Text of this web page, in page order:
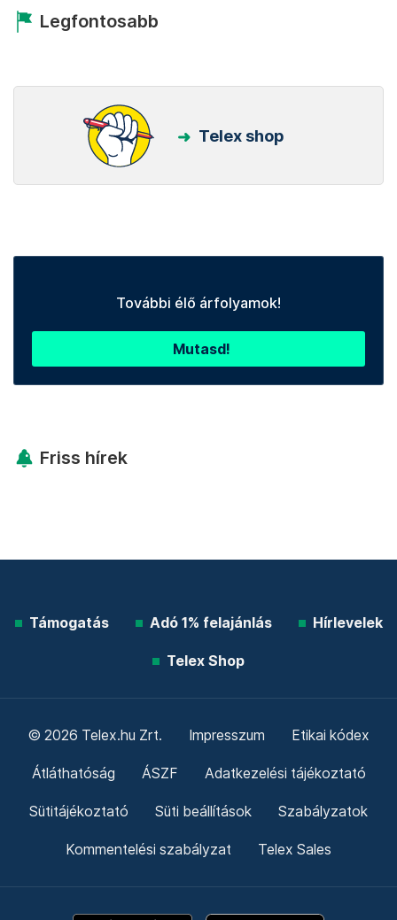
Legfontosabb
Telex shop
További élő árfolyamok!
Mutasd!
Friss hírek
Támogatás Adó 1% felajánlás Hírlevelek
Telex Shop
© 2026 Telex.hu Zrt. Impresszum Etikai kódex
Átláthatóság ÁSZF Adatkezelési tájékoztató
Sütitájékoztató Süti beállítások Szabályzatok
Kommentelési szabályzat Telex Sales